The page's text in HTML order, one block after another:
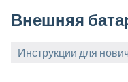
Внешняя
Инструкции для